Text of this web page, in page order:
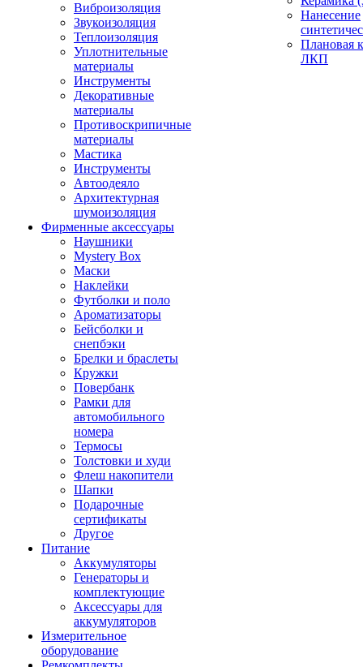
Виброизоляция
Звукоизоляция
Теплоизоляция
Уплотнительные
материалы
Инструменты
Декоративные
материалы
Противоскрипичные
материалы
Мастика
Инструменты
Автоодеяло
Архитектурная
шумоизоляция
Фирменные аксессуары
Наушники
Mystery Box
Маски
Наклейки
Футболки и поло
Ароматизаторы
Бейсболки и
снепбэки
Брелки и браслеты
Кружки
Повербанк
Рамки для
автомобильного
номера
Термосы
Толстовки и худи
Флеш накопители
Шапки
Подарочные
сертификаты
Другое
Питание
Аккумуляторы
Генераторы и
комплектующие
Аксессуары для
аккумуляторов
Измерительное
оборудование
Нанесение
Плановая
ЛКП